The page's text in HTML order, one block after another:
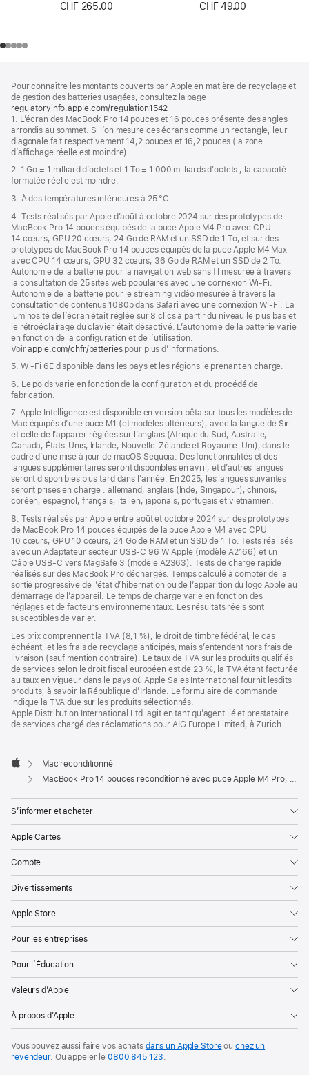
CHF 265.00
CHF 49.00
de
page
de
bas
de
page
Pour connaître les montants couverts par Apple en matière de recyclage et
de gestion des batteries usagées, consultez la page
regulatoryinfo.apple.com/regulation1542
dans
une
nouvelle
1. L’écran des MacBook Pro 14 pouces et 16 pouces présente des angles
arrondis au sommet. Si l’on mesure ces écrans comme un rectangle, leur
diagonale fait respectivement 14,2 pouces et 16,2 pouces (la zone
d’affichage réelle est moindre).
2. 1 Go = 1 milliard d’octets et 1 To = 1 000 milliards d’octets ; la capacité
formatée réelle est moindre.
3. À des températures inférieures à 25 °C.
4. Tests réalisés par Apple d’août à octobre 2024 sur des prototypes de
MacBook Pro 14 pouces équipés de la puce Apple M4 Pro avec CPU
14 cœurs, GPU 20 cœurs, 24 Go de RAM et un SSD de 1 To, et sur des
prototypes de MacBook Pro 14 pouces équipés de la puce Apple M4 Max
avec CPU 14 cœurs, GPU 32 cœurs, 36 Go de RAM et un SSD de 2 To.
Autonomie de la batterie pour la navigation web sans fil mesurée à travers
la consultation de 25 sites web populaires avec une connexion Wi-Fi.
Autonomie de la batterie pour le streaming vidéo mesurée à travers la
consultation de contenus 1080p dans Safari avec une connexion Wi-Fi. La
luminosité de l’écran était réglée sur 8 clics à partir du niveau le plus bas et
le rétroéclairage du clavier était désactivé. L’autonomie de la batterie varie
en fonction de la configuration et de l’utilisation.
Voirapple.com/chfr/batteriespour plus d’informations.
5. Wi-Fi 6E disponible dans les pays et les régions le prenant en charge.
6. Le poids varie en fonction de la configuration et du procédé de
fabrication.
7. Apple Intelligence est disponible en version bêta sur tous les modèles de
Mac équipés d’une puce M1 (et modèles ultérieurs), avec la langue de Siri
et celle de l’appareil réglées sur l’anglais (Afrique du Sud, Australie,
Canada, États-Unis, Irlande, Nouvelle-Zélande et Royaume-Uni), dans le
cadre d’une mise à jour de macOS Sequoia. Des fonctionnalités et des
langues supplémentaires seront disponibles en avril, et d’autres langues
seront disponibles plus tard dans l’année. En 2025, les langues suivantes
seront prises en charge : allemand, anglais (Inde, Singapour), chinois,
coréen, espagnol, français, italien, japonais, portugais et vietnamien.
8. Tests réalisés par Apple entre août et octobre 2024 sur des prototypes
de MacBook Pro 14 pouces équipés de la puce Apple M4 avec CPU
10 cœurs, GPU 10 cœurs, 24 Go de RAM et un SSD de 1 To. Tests réalisés
avec un Adaptateur secteur USB-C 96 W Apple (modèle A2166) et un
Câble USB-C vers MagSafe 3 (modèle A2363). Tests de charge rapide
réalisés sur des MacBook Pro déchargés. Temps calculé à compter de la
sortie progressive de l’état d’hibernation ou de l’apparition du logo Apple au
démarrage de l’appareil. Le temps de charge varie en fonction des
réglages et de facteurs environnementaux. Les résultats réels sont
susceptibles de varier.
Les prix comprennent la TVA (8,1 %), le droit de timbre fédéral, le cas
échéant, et les frais de recyclage anticipés, mais s’entendent hors frais de
livraison (sauf mention contraire). Le taux de TVA sur les produits qualifiés
de services selon le droit fiscal européen est de 23 %, la TVA étant facturée
au taux en vigueur dans le pays où Apple Sales International fournit lesdits
produits, à savoir la République d’Irlande. Le formulaire de commande
indique la TVA due sur les produits sélectionnés.
Apple Distribution International Ltd. agit en tant qu’agent lié et prestataire
de services chargé des réclamations pour AIG Europe Limited, à Zurich.
Apple
Mac reconditionné
MacBook Pro 14 pouces reconditionné avec puce Apple M4 Pro, CPU 12 cœurs et GPU 16 cœurs - Argent
S’informer et acheter
Apple Cartes
Compte
Divertissements
Apple Store
Pour les entreprises
Pour l’Éducation
Valeurs d’Apple
À propos d’Apple
Vous pouvez aussi faire vos achats dans un Apple Storeouchez un
revendeur. Ouappeler le0800 845 123.